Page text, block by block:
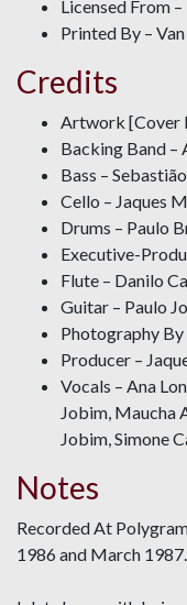
Licensed From
Printed By –
Credits
Artwork [Cover
Backing Band –
Bass –
Cello – Jaques
Drums – Paulo
Executive-
Flute – Danilo
Guitar – Paulo
Photography
Producer –
Vocals – Ana
Jobim, Maucha
Jobim, Simone
Notes
Recorded At
1986 and March 1987.